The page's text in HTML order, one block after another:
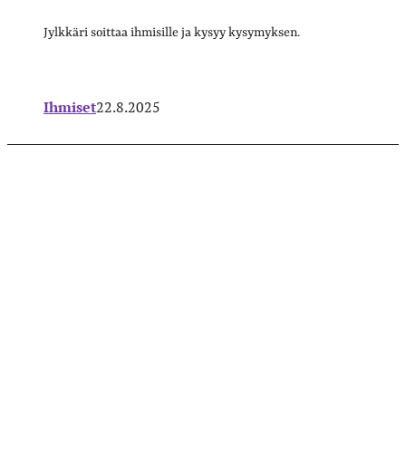
Jylkkäri soittaa ihmisille ja kysyy kysymyksen.
Ihmiset22.8.2025